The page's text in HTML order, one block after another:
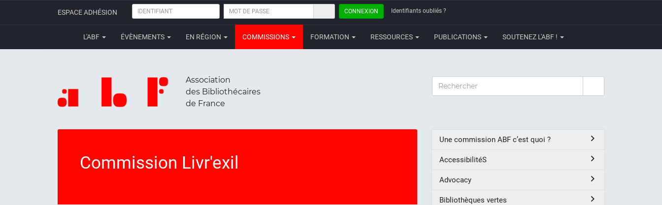
ESPACE ADHÉSION IDENTIFIANT
MOT
PASSE
CONNEXION Identifiants oubliés ?
L'ABF ÉVÈNEMENTS EN RÉGION COMMISSIONS FORMATION RESSOURCES PUBLICATIONS SOUTENEZ L'ABF !
Association
des Bibliothécaires
de France
RECHERCHER
Commission Livr'exil
Une commission ABF c’est quoi ?
AccessibilitéS
Advocacy
Bibliothèques vertes